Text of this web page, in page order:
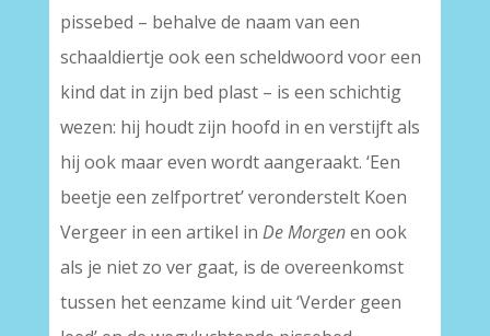
pissebed – behalve de naam van een
schaaldiertje ook een scheldwoord voor een
kind dat in zijn bed plast – is een schichtig
wezen: hij houdt zijn hoofd in en verstijft als
hij ook maar even wordt aangeraakt. ‘Een
beetje een zelfportret’ veronderstelt Koen
Vergeer in een artikel in De Morgenen ook
als je niet zo ver gaat, is de overeenkomst
tussen het eenzame kind uit ‘Verder geen